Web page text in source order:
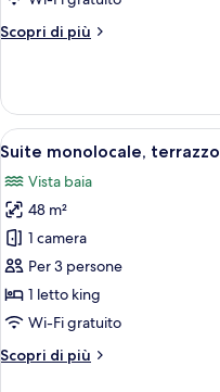
Scopri di più
Altri
House
Terrace
Suite
Apri
tutte
le
foto
per
Suite
monolocale,
terrazzo
7
Suite monolocale, terrazzo
Vista baia
48 m²
1 camera
Per 3 persone
1 letto king
Wi-Fi gratuito
Scopri di più
Altri